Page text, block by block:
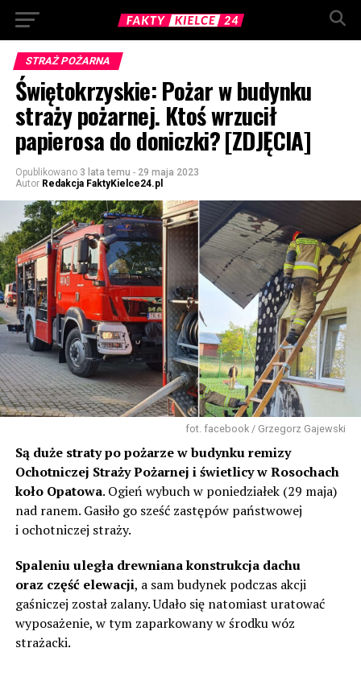
STRAŻ POŻARNA
Świętokrzyskie: Pożar w budynku
straży pożarnej. Ktoś wrzucił
papierosa do doniczki? [ZDJĘCIA]
Opublikowano 3 lata temu - 29 maja 2023
Autor Redakcja FaktyKielce24.pl
fot. facebook / Grzegorz Gajewski
Są duże straty po pożarze w budynku remizy
Ochotniczej Straży Pożarnej i świetlicy w Rosochach
koło Opatowa. Ogień wybuch w poniedziałek (29 maja)
nad ranem. Gasiło go sześć zastępów państwowej
i ochotniczej straży.
Spaleniu uległa drewniana konstrukcja dachu
oraz część elewacji, a sam budynek podczas akcji
gaśniczej został zalany. Udało się natomiast uratować
wyposażenie, w tym zaparkowany w środku wóz
strażacki.